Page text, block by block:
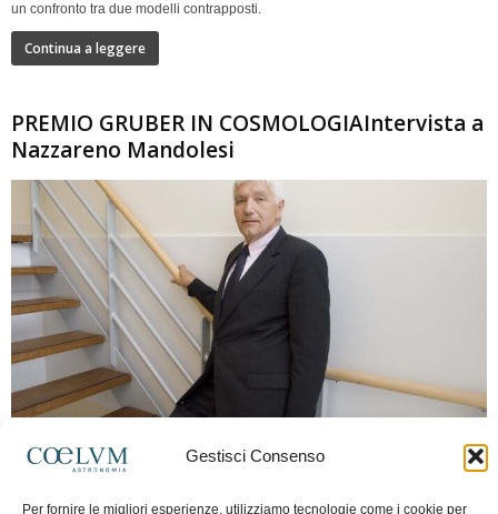
Gestisci Consenso
Per fornire le migliori esperienze, utilizziamo tecnologie come i cookie per
un confronto tra due modelli contrapposti.
Continua a leggere
PREMIO GRUBER IN COSMOLOGIAIntervista a
Nazzareno Mandolesi
Frida Paolella - 16 Giugno 2026 0
spaziale europea e della missione Planck. Il dialogo ripercorre i principali